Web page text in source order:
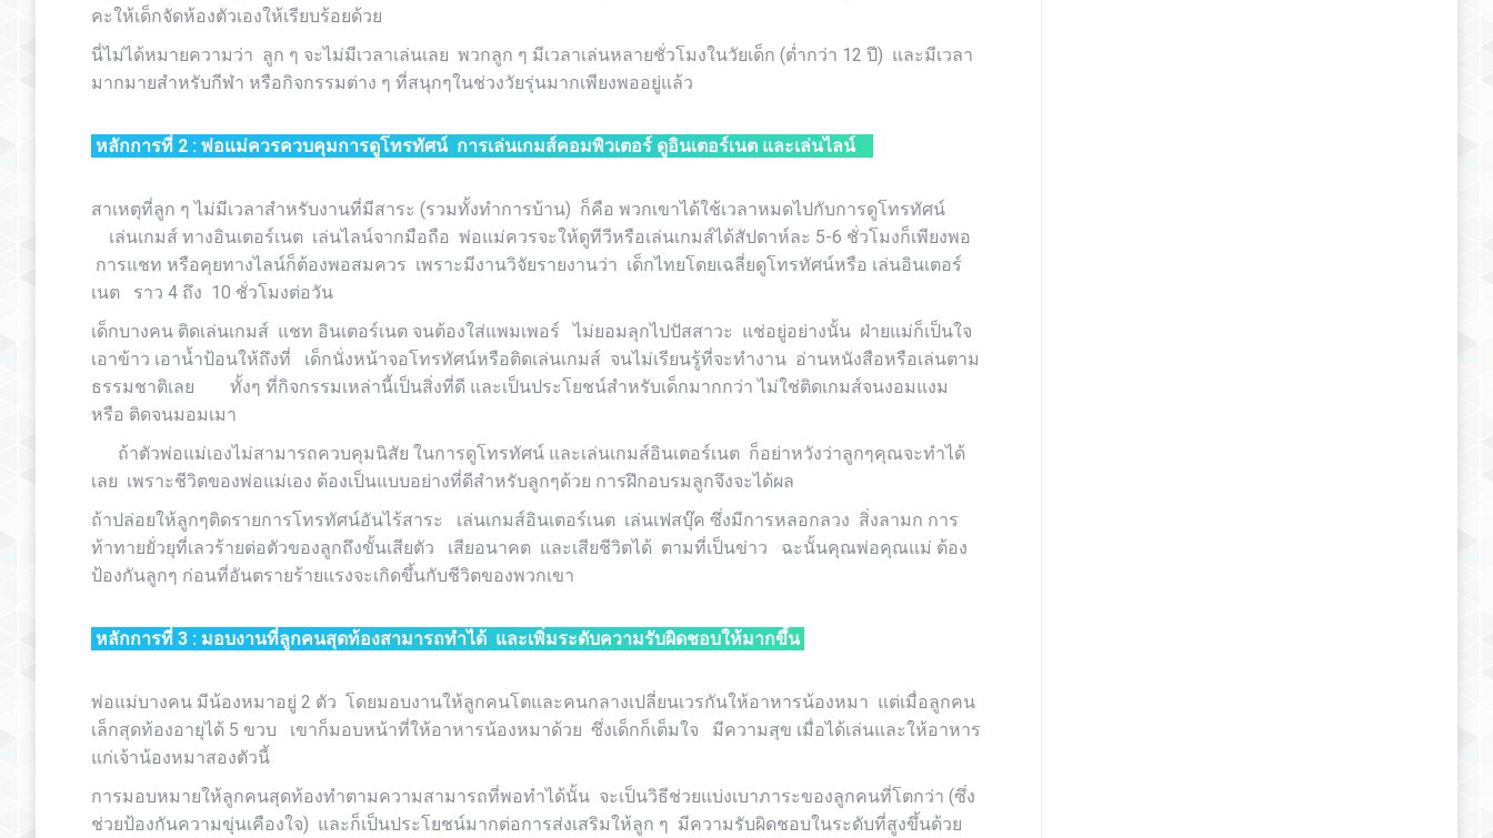
คะให้เด็กจัดห้องตัวเองให้เรียบร้อยด้วย
นี่ไม่ได้หมายความว่า ลูก ๆ จะไม่มีเวลาเล่นเลย พวกลูก ๆ มีเวลาเล่นหลายชั่วโมงในวัยเด็ก (ต่ำกว่า 12 ปี) และมีเวลา
มากมายสำหรับกีฬา หรือกิจกรรมต่าง ๆ ที่สนุกๆในช่วงวัยรุ่นมากเพียงพออยู่แล้ว
หลักการที่ 2 : พ่อแม่ควรควบคุมการดูโทรทัศน์ การเล่นเกมส์คอมพิวเตอร์ ดูอินเตอร์เนต และเล่นไลน์
สาเหตุที่ลูก ๆ ไม่มีเวลาสำหรับงานที่มีสาระ (รวมทั้งทำการบ้าน) ก็คือ พวกเขาได้ใช้เวลาหมดไปกับการดูโทรทัศน์
เล่นเกมส์ ทางอินเตอร์เนต เล่นไลน์จากมือถือ พ่อแม่ควรจะให้ดูทีวีหรือเล่นเกมส์ได้สัปดาห์ละ 5-6 ชั่วโมงก็เพียงพอ
การแชท หรือคุยทางไลน์ก็ต้องพอสมควร เพราะมีงานวิจัยรายงานว่า เด็กไทยโดยเฉลี่ยดูโทรทัศน์หรือ เล่นอินเตอร์
เนต ราว 4 ถึง 10 ชั่วโมงต่อวัน
เด็กบางคน ติดเล่นเกมส์ แชท อินเตอร์เนต จนต้องใส่แพมเพอร์ ไม่ยอมลุกไปปัสสาวะ แช่อยู่อย่างนั้น ฝ่ายแม่ก็เป็นใจ
เอาข้าว เอาน้ำป้อนให้ถึงที่ เด็กนั่งหน้าจอโทรทัศน์หรือติดเล่นเกมส์ จนไม่เรียนรู้ที่จะทำงาน อ่านหนังสือหรือเล่นตาม
ธรรมชาติเลย ทั้งๆ ที่กิจกรรมเหล่านี้เป็นสิ่งที่ดี และเป็นประโยชน์สำหรับเด็กมากกว่า ไม่ใช่ติดเกมส์จนงอมแงม
หรือ ติดจนมอมเมา
ถ้าตัวพ่อแม่เองไม่สามารถควบคุมนิสัย ในการดูโทรทัศน์ และเล่นเกมส์อินเตอร์เนต ก็อย่าหวังว่าลูกๆคุณจะทำได้
เลย เพราะชีวิตของพ่อแม่เอง ต้องเป็นแบบอย่างที่ดีสำหรับลูกๆด้วย การฝึกอบรมลูกจึงจะได้ผล
ถ้าปล่อยให้ลูกๆติดรายการโทรทัศน์อันไร้สาระ เล่นเกมส์อินเตอร์เนต เล่นเฟสบุ๊ค ซึ่งมีการหลอกลวง สิ่งลามก การ
ท้าทายยั่วยุที่เลวร้ายต่อตัวของลูกถึงขั้นเสียตัว เสียอนาคต และเสียชีวิตได้ ตามที่เป็นข่าว ฉะนั้นคุณพ่อคุณแม่ ต้อง
ป้องกันลูกๆ ก่อนที่อันตรายร้ายแรงจะเกิดขึ้นกับชีวิตของพวกเขา
หลักการที่ 3 : มอบงานที่ลูกคนสุดท้องสามารถทำได้ และเพิ่มระดับความรับผิดชอบให้มากขึ้น
พ่อแม่บางคน มีน้องหมาอยู่ 2 ตัว โดยมอบงานให้ลูกคนโตและคนกลางเปลี่ยนเวรกันให้อาหารน้องหมา แต่เมื่อลูกคน
เล็กสุดท้องอายุได้ 5 ขวบ เขาก็มอบหน้าที่ให้อาหารน้องหมาด้วย ซึ่งเด็กก็เต็มใจ มีความสุข เมื่อได้เล่นและให้อาหาร
แก่เจ้าน้องหมาสองตัวนี้
การมอบหมายให้ลูกคนสุดท้องทำตามความสามารถที่พอทำได้นั้น จะเป็นวิธีช่วยแบ่งเบาภาระของลูกคนที่โตกว่า (ซึ่ง
ช่วยป้องกันความขุ่นเคืองใจ) และก็เป็นประโยชน์มากต่อการส่งเสริมให้ลูก ๆ มีความรับผิดชอบในระดับที่สูงขึ้นด้วย